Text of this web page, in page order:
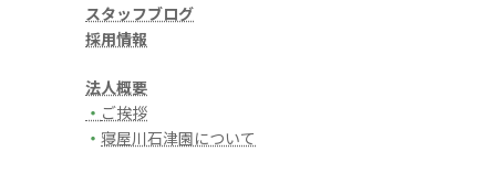
スタッフブログ
採用情報
法人概要
・ ご挨拶
・ 寝屋川石津園について